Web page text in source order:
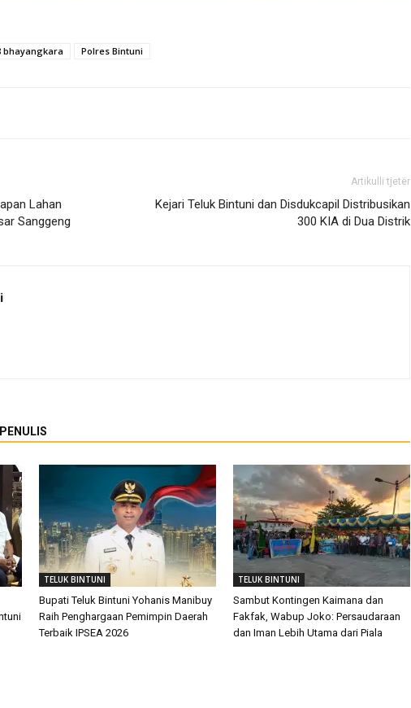
bhayangkara Polres Bintuni
Lahan
Sanggeng
Artikulli tjetër
Kejari Teluk Bintuni dan Disdukcapil Distribusikan
300 KIA di Dua Distrik
TELUK BINTUNI
Bupati Teluk Bintuni Yohanis Manibuy
Raih Penghargaan Pemimpin Daerah
Terbaik IPSEA 2026
TELUK BINTUNI
Sambut Kontingen Kaimana dan
Fakfak, Wabup Joko: Persaudaraan
dan Iman Lebih Utama dari Piala